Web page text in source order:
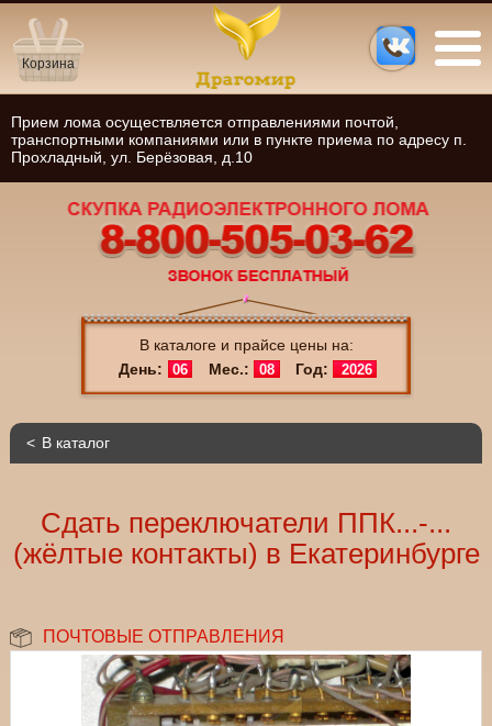
В каталоге и прайсе цены на:
День:
06 Мес.: 08 Год: 2026
Корзина
Прием лома осуществляется отправлениями почтой,
транспортными компаниями или в пункте приема по адресу п.
Прохладный, ул. Берёзовая, д.10
В каталог
Сдать переключатели ППК...-...
(жёлтые контакты) в Екатеринбурге
ПОЧТОВЫЕ ОТПРАВЛЕНИЯ